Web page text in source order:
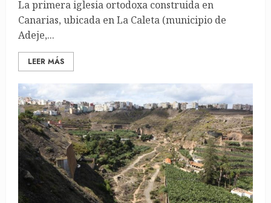
La primera iglesia ortodoxa construida en
Canarias, ubicada en La Caleta (municipio de
Adeje,...
LEER MÁS